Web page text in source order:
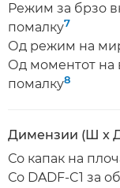
Режим за брзо
помалку7
Од режим на
Од моментот на
помалку8
Димензии (Ш x
Со капак на
Со DADF-C1 за